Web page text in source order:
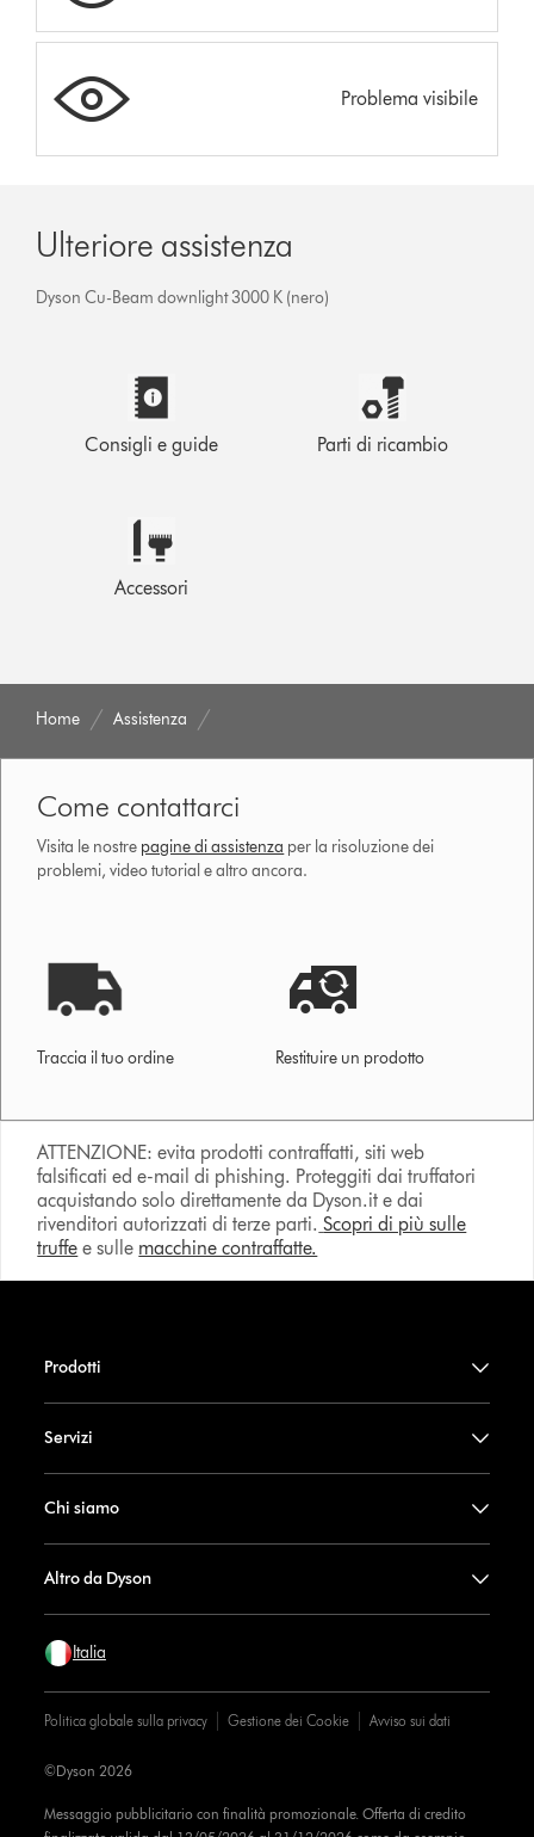
Problema visibile
Ulteriore assistenza
Dyson Cu-Beam downlight 3000 K (nero)
Consigli e guide Parti di ricambio
Accessori
Home Assistenza
Come contattarci
Visita le nostre pagine di assistenza per la risoluzione dei
problemi, video tutorial e altro ancora.
Traccia il tuo ordine Restituire un prodotto
ATTENZIONE: evita prodotti contraffatti, siti web
falsificati ed e-mail di phishing. Proteggiti dai truffatori
acquistando solo direttamente da Dyson.it e dai
rivenditori autorizzati di terze parti. Scopri di più sulle
truffe e sulle macchine contraffatte.
Prodotti
Servizi
Chi siamo
Altro da Dyson
Italia
Politica globale sulla privacy Gestione dei Cookie Avviso sui dati
Messaggio pubblicitario con finalità promozionale. Offerta di credito
©Dyson 2026